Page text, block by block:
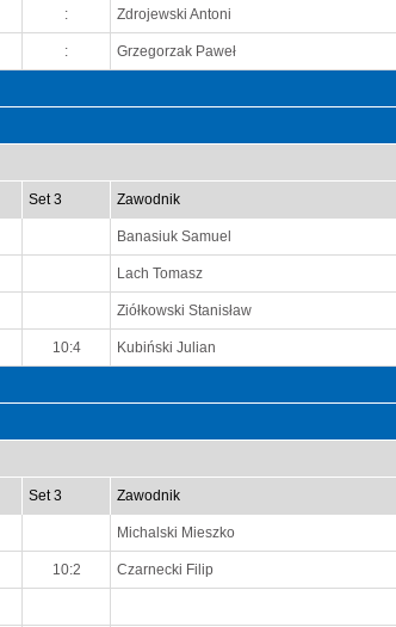
: Zdrojewski Antoni
: Grzegorzak Paweł
Set 3 Zawodnik
Banasiuk Samuel
Lach Tomasz
Ziółkowski Stanisław
10:4 Kubiński Julian
Set 3 Zawodnik
Michalski Mieszko
10:2 Czarnecki Filip